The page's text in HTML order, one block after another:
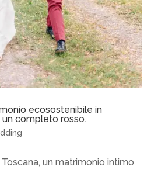
ecosostenibile in
un completo rosso.
un matrimonio intimo